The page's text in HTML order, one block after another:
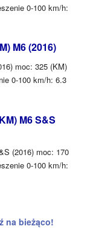
0-100 km/h:
M6 (2016)
moc: 325 (KM)
0-100 km/h: 6.3
M6 S&S
(2016) moc: 170
0-100 km/h:
na bieżąco!